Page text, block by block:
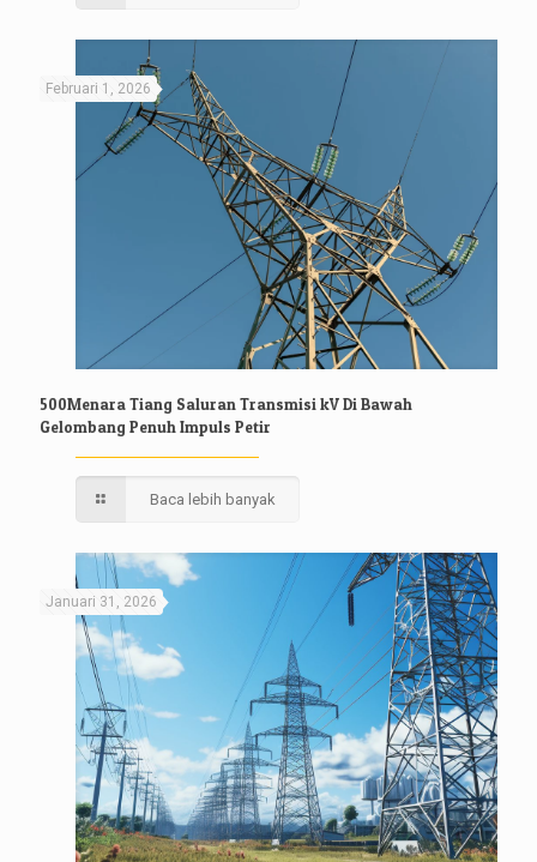
Februari 1, 2026
500Menara Tiang Saluran Transmisi kV Di Bawah
Gelombang Penuh Impuls Petir
Baca lebih banyak
Januari 31, 2026